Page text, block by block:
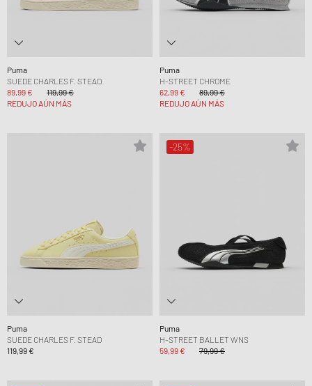
Puma
SUEDE CHARLES F. STEAD
89,99 €
119,99 €
REDUJO AÚN MÁS
Puma
H-STREET CHROME
62,99 €
89,99 €
REDUJO AÚN MÁS
Puma
SUEDE CHARLES F. STEAD
119,99 €
-25%
Puma
H-STREET BALLET WNS
59,99 €
79,99 €